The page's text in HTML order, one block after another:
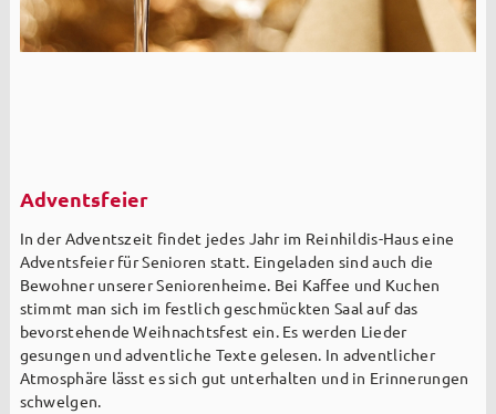
Adventsfeier
In der Adventszeit findet jedes Jahr im Reinhildis-Haus eine
Adventsfeier für Senioren statt. Eingeladen sind auch die
Bewohner unserer Seniorenheime. Bei Kaffee und Kuchen
stimmt man sich im festlich geschmückten Saal auf das
bevorstehende Weihnachtsfest ein. Es werden Lieder
gesungen und adventliche Texte gelesen. In adventlicher
Atmosphäre lässt es sich gut unterhalten und in Erinnerungen
schwelgen.